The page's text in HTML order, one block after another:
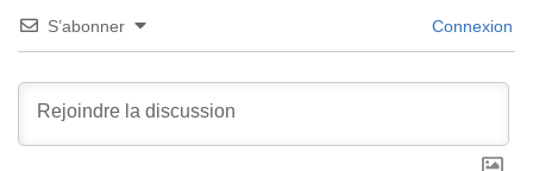
S’abonner Connexion